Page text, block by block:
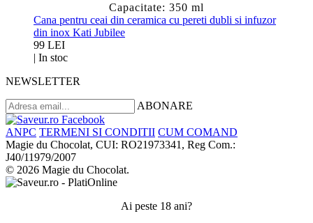
Capacitate: 350 ml
Cana pentru ceai din ceramica cu pereti dubli si infuzor
din inox Kati Jubilee
99 LEI
| In stoc
NEWSLETTER
ABONARE
ANPC TERMENI SI CONDITII CUM COMAND
Magie du Chocolat, CUI: RO21973341, Reg Com.:
J40/11979/2007
© 2026 Magie du Chocolat.
Ai peste 18 ani?